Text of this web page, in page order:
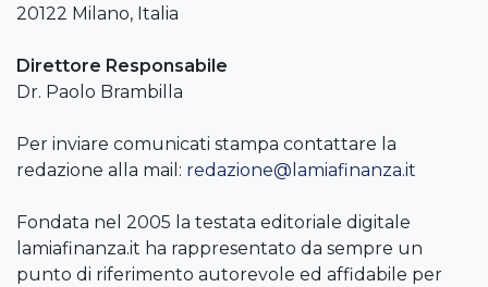
20122 Milano, Italia
Direttore Responsabile
Dr. Paolo Brambilla
Per inviare comunicati stampa contattare la
redazione alla mail: redazione@lamiafinanza.it
Fondata nel 2005 la testata editoriale digitale
lamiafinanza.it ha rappresentato da sempre un
punto di riferimento autorevole ed affidabile per